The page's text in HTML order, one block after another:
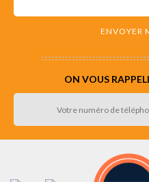
ON VOUS